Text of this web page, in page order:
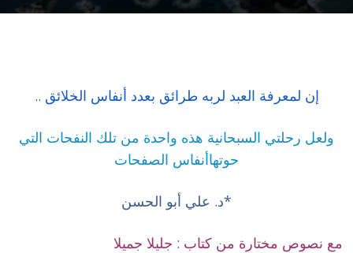
إن لمعرفة العبد لربه طرائق بعدد أنفاس الخلائق ..
ولعل رحلتي السبحانية هذه واحدة من تلك النفحات التي
حوتهاأنفاس الصفحات
*د. علي أبو الحسن
مع نصوص مختارة من كتاب : جليلا جميلا